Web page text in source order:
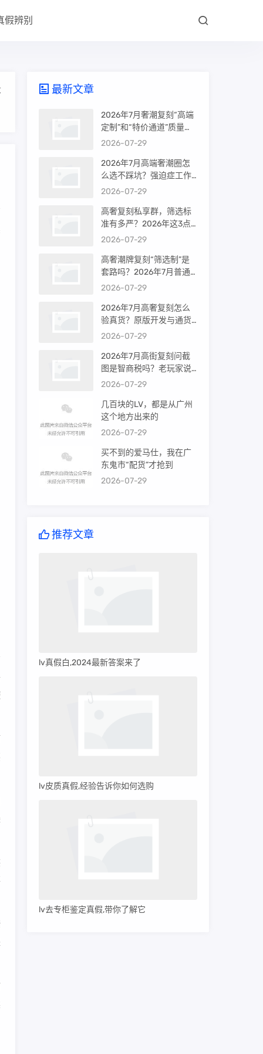
假辨别
最新文章
2026年7月奢潮复刻“高端
定制”和“特价通道”质量差
很多吗？内行人说出真相
2026-07-29
2026年7月高端奢潮圈怎
么选不踩坑？强迫症工作
室的筛选机制是真相还是
2026-07-29
高奢复刻私享群，筛选标
准有多严？2026年这3点
才是真相
2026-07-29
高奢潮牌复刻“筛选制”是
套路吗？2026年7月普通
买家能进高端群吗？
2026-07-29
2026年7月高奢复刻怎么
验真货？原版开发与通货
差距到底多大
2026-07-29
2026年7月高街复刻问截
图是智商税吗？老玩家说
出真相
2026-07-29
几百块的LV，都是从广州
这个地方出来的
2026-07-29
买不到的爱马仕，我在广
东鬼市“配货”才抢到
2026-07-29
推荐文章
lv真假白,2024最新答案来了
lv皮质真假,经验告诉你如何选购
lv去专柜鉴定真假,带你了解它